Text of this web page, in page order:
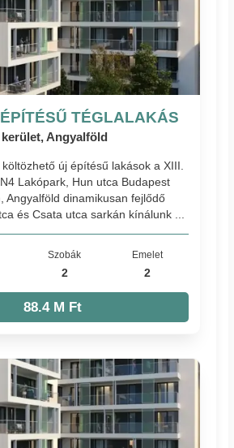
TÉGLALAKÁS
Angyalföld
új építésű lakások a XIII.
Lakópark, Hun utca Budapest
Angyalföld dinamikusan fejlődő
és Csata utca sarkán kínálunk ...
Szobák
2
Emelet
2
88.4 M Ft